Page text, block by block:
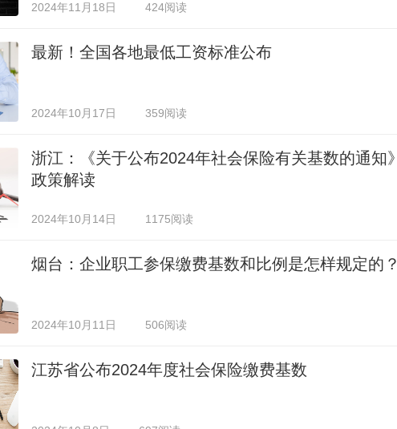
2024年11月18日 424阅读
最新！全国各地最低工资标准公布
2024年10月17日 359阅读
浙江：《关于公布2024年社会保险有关基数的通知》
政策解读
2024年10月14日 1175阅读
烟台：企业职工参保缴费基数和比例是怎样规定的？
2024年10月11日 506阅读
江苏省公布2024年度社会保险缴费基数